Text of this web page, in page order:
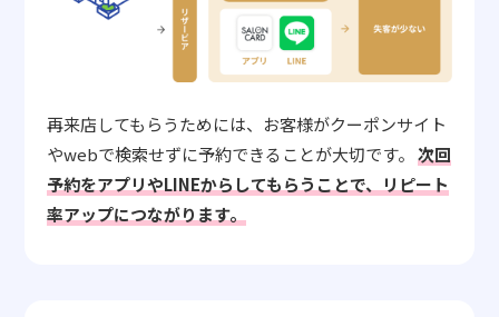
再来店してもらうためには、お客様がクーポンサイト
やwebで検索せずに予約できることが大切です。 次回
予約をアプリやLINEからしてもらうことで、リピート
率アップにつながります。